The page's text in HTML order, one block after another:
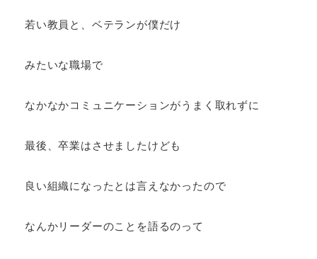
若い教員と、ベテランが僕だけ
みたいな職場で
なかなかコミュニケーションがうまく取れずに
最後、卒業はさせましたけども
良い組織になったとは言えなかったので
なんかリーダーのことを語るのって